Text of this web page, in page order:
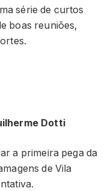
série de curtos
boas reuniões,
Dotti
a primeira pega da
de Vila